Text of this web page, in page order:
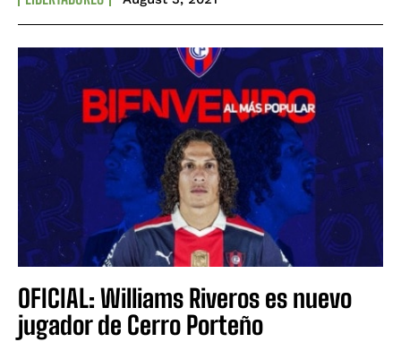
OFICIAL: Williams Riveros es nuevo
jugador de Cerro Porteño